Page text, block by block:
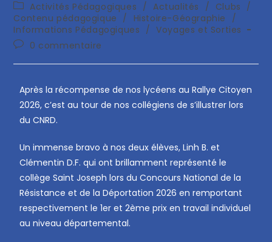
Activités Pédagogiques / Actualités / Clubs /
Contenu pédagogique / Histoire-Géographie
/
Informations Pédagogiques /
Voyages et Sorties
0 commentaire
Après la récompense de nos lycéens au Rallye Citoyen
2026, c’est au tour de nos collégiens de s’illustrer lors
du CNRD.
Un immense bravo à nos deux élèves, Linh B. et
Clémentin D.F. qui ont brillamment représenté le
collège Saint Joseph lors du Concours National de la
Résistance et de la Déportation 2026 en remportant
respectivement le 1er et 2ème prix en travail individuel
au niveau départemental.